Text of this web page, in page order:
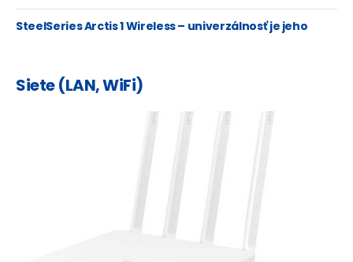
zážitkom
SteelSeries Arctis 1 Wireless – univerzálnosť je jeho
Siete (LAN, WiFi)